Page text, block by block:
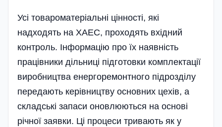
Усі товароматеріальні цінності, які
надходять на ХАЕС, проходять вхідний
контроль. Інформацію про їх наявність
працівники дільниці підготовки комплектації
виробництва енергоремонтного підрозділу
передають керівництву основних цехів, а
складські запаси оновлюються на основі
річної заявки. Ці процеси тривають як у